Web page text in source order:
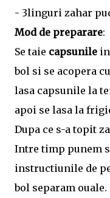
- 3linguri zahar
Mod de preparare:
Se taie capsunile
bol si se acopera
lasa capsunile la
apoi se lasa la
Dupa ce s-a topit
Intre timp punem
instructiunile de
bol separam